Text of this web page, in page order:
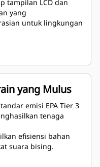
saat tidak
ban dengan cepat
beban statis
yang
tampilan LCD dan
yang
untuk lingkungan
yang Mulus
emisi EPA Tier 3
tenaga
efisiensi bahan
suara bising.